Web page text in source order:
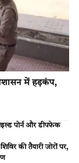
में हड़कंप,
पोर्न और डीपफेक
की तैयारी जोरों पर,